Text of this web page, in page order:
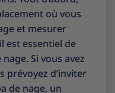
où vous
et mesurer
est essentiel de
Si vous avez
prévoyez d’inviter
de nage, un